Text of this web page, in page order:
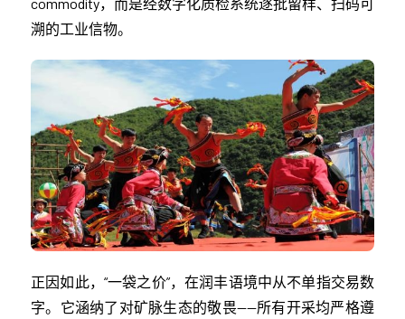
溯的工业信物。
正因如此，“一袋之价”，在润丰语境中从不单指交易数
字。它涵纳了对矿脉生态的敬畏——所有开采均严格遵